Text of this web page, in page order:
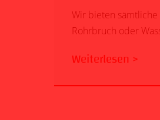
Wir bieten
Rohrbruch oder
Weiterlesen >